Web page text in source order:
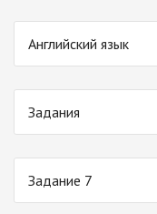
Английский язык
Задания
Задание 7